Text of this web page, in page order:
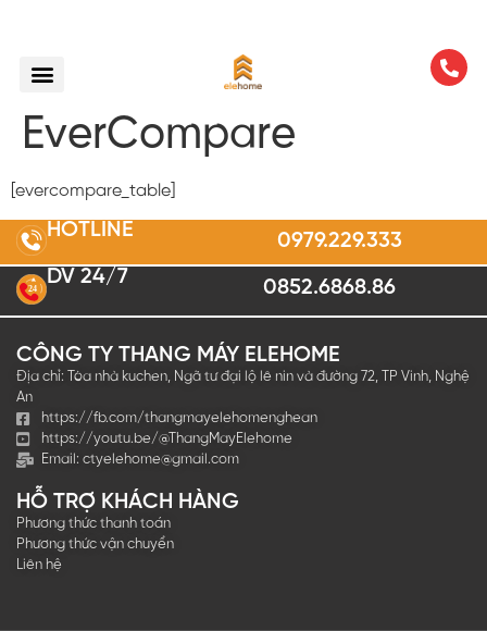
EverCompare
[evercompare_table]
HOTLINE 0979.229.333
24
DV 24/7 0852.6868.86
CÔNG TY THANG MÁY ELEHOME
Địa chỉ: Tòa nhà kuchen, Ngã tư đại lộ lê nin và đường 72, TP Vinh, Nghệ
An
https://fb.com/thangmayelehomenghean
https://youtu.be/@ThangMayElehome
Email: ctyelehome@gmail.com
HỖ TRỢ KHÁCH HÀNG
Phương thức thanh toán
Phương thức vận chuyển
Liên hệ